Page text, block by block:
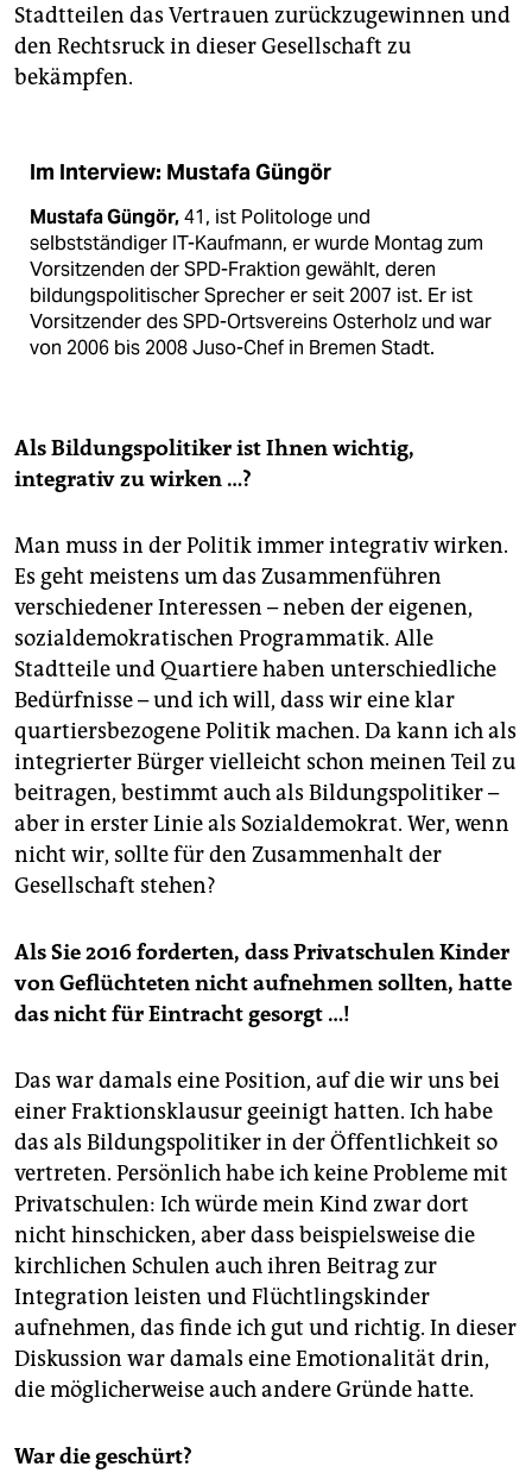
Stadtteilen das Vertrauen zurückzugewinnen und
den Rechtsruck in dieser Gesellschaft zu
bekämpfen.
Im Interview: Mustafa Güngör
Mustafa Güngör,41, ist Politologe und
selbstständiger IT-Kaufmann, er wurde Montag zum
Vorsitzenden der SPD-Fraktion gewählt, deren
bildungspolitischer Sprecher er seit 2007 ist. Er ist
Vorsitzender des SPD-Ortsvereins Osterholz und war
von 2006 bis 2008 Juso-Chef in Bremen Stadt.
Als Bildungspolitiker ist Ihnen wichtig,
integrativ zu wirken …?
Man muss in der Politik immer integrativ wirken.
Es geht meistens um das Zusammenführen
verschiedener Interessen – neben der eigenen,
sozialdemokratischen Programmatik. Alle
Stadtteile und Quartiere haben unterschiedliche
Bedürfnisse – und ich will, dass wir eine klar
quartiersbezogene Politik machen. Da kann ich als
inte­grierter Bürger vielleicht schon meinen Teil zu
beitragen, bestimmt auch als Bildungspolitiker –
aber in erster Linie als Sozialdemokrat. Wer, wenn
nicht wir, sollte für den Zusammenhalt der
Gesellschaft stehen?
Als Sie 2016 forderten, dass Privatschulen Kinder
von Geflüchteten nicht aufnehmen sollten, hatte
das nicht für Eintracht gesorgt …!
Das war damals eine Position, auf die wir uns bei
einer Fraktionsklausur geeinigt hatten. Ich habe
das als Bildungspolitiker in der Öffentlichkeit so
vertreten. Persönlich habe ich keine Probleme mit
Privatschulen: Ich würde mein Kind zwar dort
nicht hinschicken, aber dass beispielsweise die
kirchlichen Schulen auch ihren Beitrag zur
Integration leisten und Flüchtlingskinder
aufnehmen, das finde ich gut und richtig. In dieser
Diskussion war damals eine Emotionalität drin,
die möglicherweise auch andere Gründe hatte.
War die geschürt?